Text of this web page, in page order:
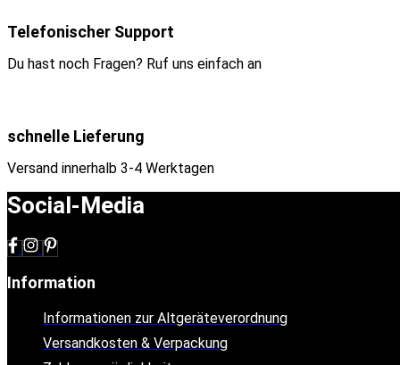
Telefonischer Support
Du hast noch Fragen? Ruf uns einfach an
schnelle Lieferung
Versand innerhalb 3-4 Werktagen
Social-Media
Information
Informationen zur Altgeräteverordnung
Versandkosten & Verpackung